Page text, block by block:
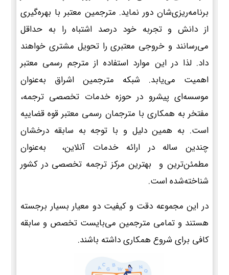
برنامه‌ریزی‌شان دور نماید. مترجمین معتبر با بهره‌گیری
از دانش و تجربه خود درصد اشتباه را به حداقل
می‌رسانند و خروجی معتبری را تحویل مشتری خواهند
داد. لذا در این موارد استفاده از مترجم رسمی معتبر
اهمیت می‌یابد. شبکه مترجمین اشراق به‌عنوان
موسسه‌ای پیشرو در حوزه خدمات تخصصی ترجمه،
مفتخر به همکاری با مترجمان رسمی معتبر قوه قضاییه
است. به همین دلیل و با توجه به سابقه درخشان
چندین ساله در ارائه خدمات آنلاین، به‌عنوان
مطمئن‌ترین و بهترین مرکز ترجمه تخصصی در کشور
شناخته‌شده است.
در این مجموعه دقت و کیفیت دو معیار بسیار برجسته
هستند و تمامی مترجمین می‌بایست تخصص و سابقه
کافی برای شروع همکاری داشته باشند.